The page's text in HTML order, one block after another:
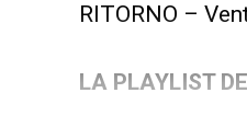
RITORNO –
LA PLAYLIST